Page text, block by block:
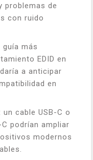
problemas de
con ruido
guía más
EDID en
a anticipar
en
cable USB-C o
podrían ampliar
modernos